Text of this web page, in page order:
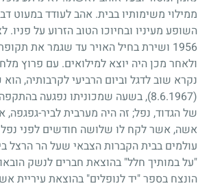
ממילוי משימותיו בבית. אהב לעודד במעוט
השופע מעיניו ובחיוכו הטוב הזרוע על פניו.
1956 ושירת בחיל האויר עד שגמר את
ולאחר מכן היה יוצא למילואים. עם פרוץ
נקרא שוב לדגל וביום הרביעי לקרבותיה,
(8.6.1967)
, בשעה שמכוניתו נפגעה בהתקפה
של הגדוד, נפל; זה היה מערבית לביר-גפגפה,
אשה, אשר לקח לו שלושה חודשים לפני
עולמים בבית הקברות הצבאי שעל הר הרצל
"על במותיך חלל" בהוצאת חברים לנשק
הונצח בספר "יד לנופלים" בהוצאת עיריית